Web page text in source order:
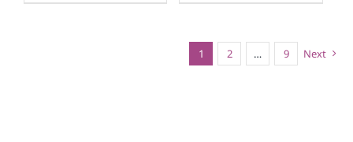
1 2 … 9 Next